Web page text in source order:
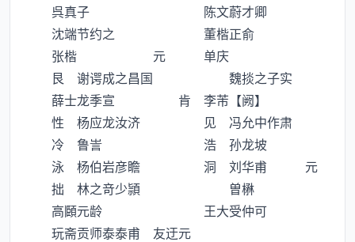
呉真子 陈文蔚才卿
沈端节约之 董楷正俞
张楷 元 单庆
艮 谢谔成之昌国 魏掞之子实
薛士龙季宣 肯 李芾【阙】
性 杨应龙汝济 见 冯允中作肃
冷 鲁訔 浩 孙龙坡
泳 杨伯岩彦瞻 洞 刘华甫 元
拙 林之竒少頴 曽楙
高頥元龄 王大受仲可
玩斋贡师泰泰甫 友迂元